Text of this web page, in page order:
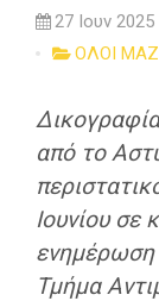
27 Ιουν 2025
ΟΛΟΙ
από το
Ιουνίου σε
ενημέρωση
Τμήμα